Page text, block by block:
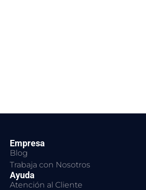
Empresa
Blog
Trabaja con Nosotros
Ayuda
Atención al Cliente